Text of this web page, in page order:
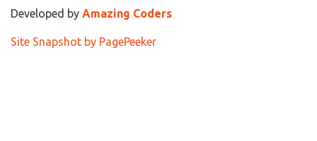
Developed by Amazing Coders
Site Snapshot by PagePeeker